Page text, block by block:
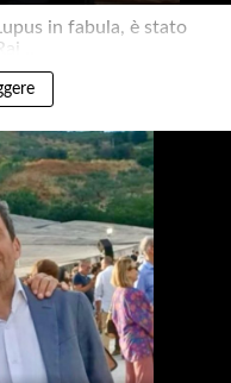
in fabula, è stato
..